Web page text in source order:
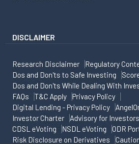
DISCLAIMER
Research Disclaimer
Regulatory
Dos and Don'ts to Safe Investing
Dos and Don'ts While Dealing With
FAQs
T&C Apply
Privacy Policy
Digital Lending - Privacy Policy
Investor Charter
Advisory for Investors
CDSL eVoting
NSDL eVoting
ODR
Risk Disclosure on Derivatives